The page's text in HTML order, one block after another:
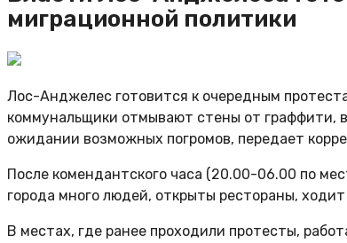
миграционной политики
Лос-Анджелес готовится к очередным
коммунальщики отмывают стены от граффити,
ожидании возможных погромов, передает
После комендантского часа (20.00-06.00 по
города много людей, открыты рестораны,
В местах, где ранее проходили протесты,